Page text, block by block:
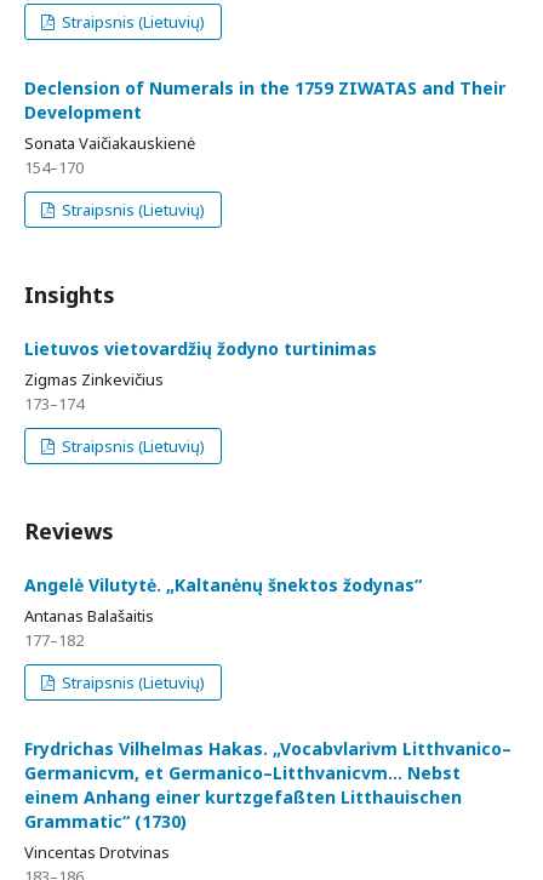
Straipsnis (Lietuvių)
Declension of Numerals in the 1759 ZIWATAS and Their
Development
Sonata Vaičiakauskienė
154–170
Straipsnis (Lietuvių)
Insights
Lietuvos vietovardžių žodyno turtinimas
Zigmas Zinkevičius
173–174
Straipsnis (Lietuvių)
Reviews
Angelė Vilutytė. „Kaltanėnų šnektos žodynas“
Antanas Balašaitis
177–182
Straipsnis (Lietuvių)
Frydrichas Vilhelmas Hakas. „Vocabvlarivm Litthvanico–
Germanicvm, et Germanico–Litthvanicvm… Nebst
einem Anhang einer kurtzgefaßten Litthauischen
Grammatic“ (1730)
Vincentas Drotvinas